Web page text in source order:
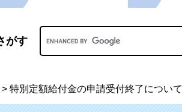
Googleカスタム検索
> 特別定額給付金の申請受付終了について